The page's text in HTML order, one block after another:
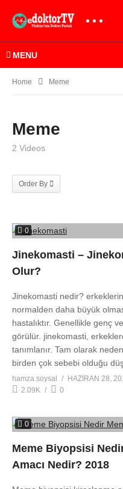
MENU
Home Meme
Meme
2 Videos
Order By
0
Jinekomasti –
Olur?
Jinekomasti nedir?
normalden daha büyük
hastalıktır. Genellikle genç
görülür. jinekomasti,
tanımlanır. Tam olarak
birden çok sebebi olduğu
hamza.soysal
HAZIRAN 28,
2.09K
0
0
Meme Biyopsisi
Amacı Nedir? 2018